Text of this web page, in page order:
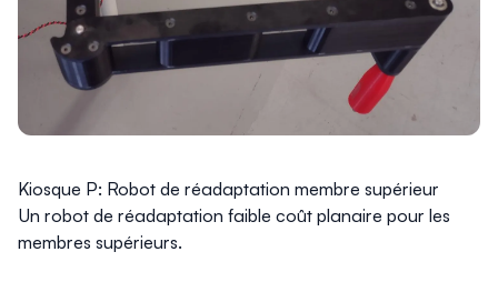
Kiosque P: Robot de réadaptation membre supérieur
Un robot de réadaptation faible coût planaire pour les
membres supérieurs.